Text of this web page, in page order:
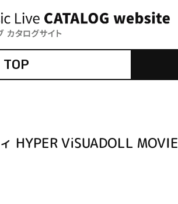
TOP
HYPER ViSUADOLL MOVIE